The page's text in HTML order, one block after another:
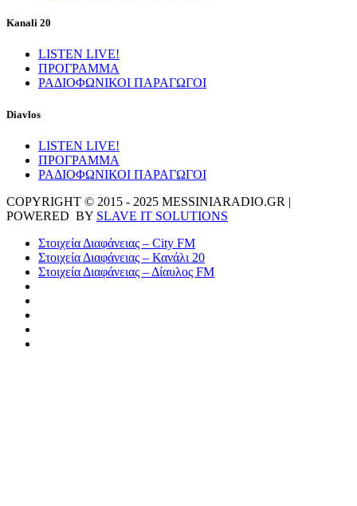
Kanali 20
LISTEN LIVE!
ΠΡΟΓΡΑΜΜΑ
ΡΑΔΙΟΦΩΝΙΚΟΙ ΠΑΡΑΓΩΓΟΙ
Diavlos
LISTEN LIVE!
ΠΡΟΓΡΑΜΜΑ
ΡΑΔΙΟΦΩΝΙΚΟΙ ΠΑΡΑΓΩΓΟΙ
COPYRIGHT © 2015 - 2025 MESSINIARADIO.GR |
POWERED BY SLAVE IT SOLUTIONS
Στοιχεία Διαφάνειας – City FM
Στοιχεία Διαφάνειας – Κανάλι 20
Στοιχεία Διαφάνειας – Δίαυλος FM